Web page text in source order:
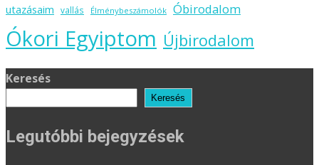
utazásaim vallás Élménybeszámolók Óbirodalom
Ókori Egyiptom Újbirodalom
Keresés
Keresés
Legutóbbi bejegyzések